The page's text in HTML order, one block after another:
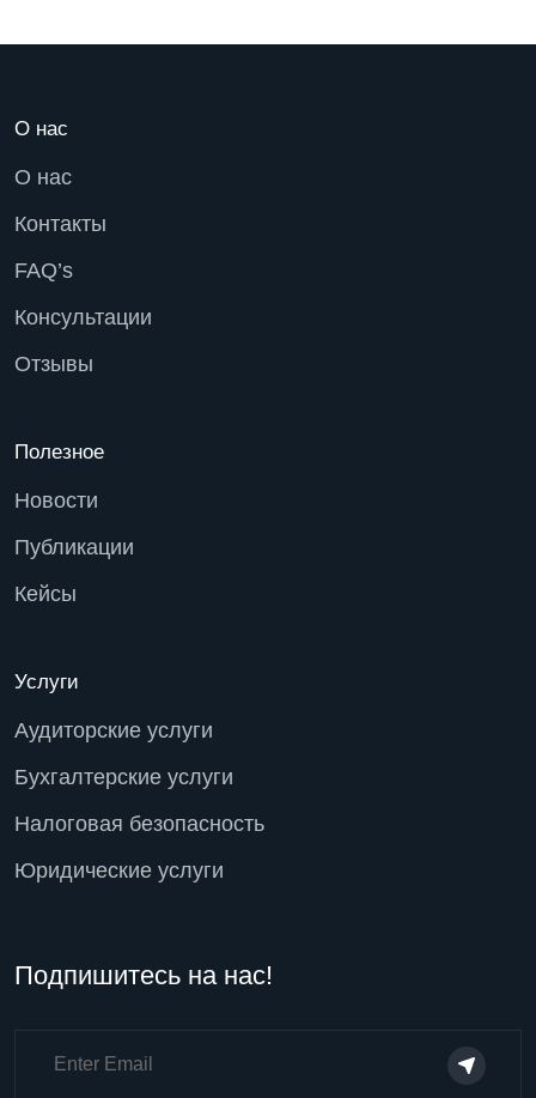
О нас
О нас
Контакты
FAQ’s
Консультации
Отзывы
Полезное
Новости
Публикации
Кейсы
Услуги
Аудиторские услуги
Бухгалтерские услуги
Налоговая безопасность
Юридические услуги
Подпишитесь на нас!